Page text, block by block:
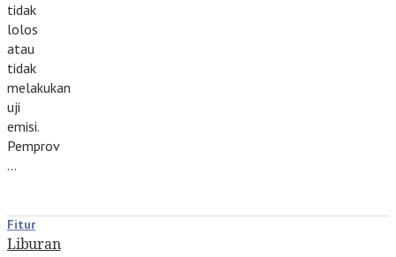
tidak
lolos
atau
tidak
melakukan
uji
emisi.
Pemprov
…
Fitur
Liburan